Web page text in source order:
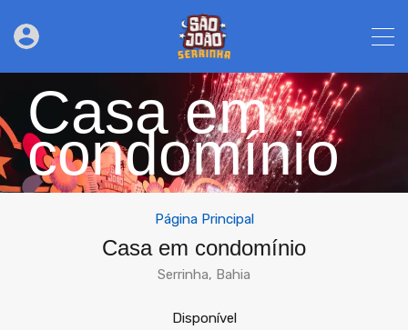
Casa em
condomínio
Página Principal
Casa em condomínio
Serrinha, Bahia
Disponível